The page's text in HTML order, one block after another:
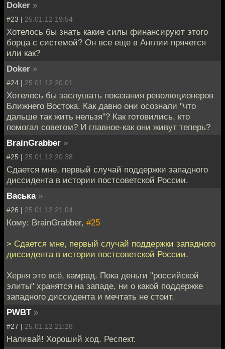
Doker »
#23 | 25.01.12 19:54
Хотелось бы знать какие силы финансируют этого
борца с системой? Он все еще в Англии прячется
или как?
Doker »
#24 | 25.01.12 20:01
Хотелось бы заслушать показания революционеров
Ближнего Востока. Как давно они осознали "что
дальше так жить нельзя"? Как готовились, кто
помогал советом? И главное-как они живут теперь?
BrainGrabber »
#25 | 25.01.12 20:38
Сдается мне, первый случай поддержки западного
диссидента в истории постсоветской России.
Васька »
#26 | 25.01.12 21:04
Кому: BrainGrabber, #25
> Сдается мне, первый случай поддержки западного
диссидента в истории постсоветской России.
Херня это всё, камрад. Пока деньги "российской
элиты" хранятся на западе, ни о какой поддержке
западного диссидента и мечтать не стоит.
PWBT »
#27 | 25.01.12 21:28
Наливай! Хороший ход. Респект.